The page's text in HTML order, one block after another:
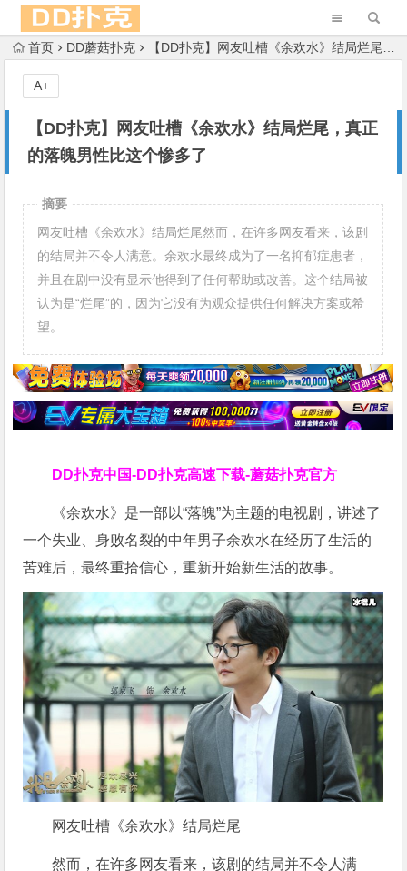
首页 DD蘑菇扑克 【DD扑克】网友吐槽《余欢水》结局烂尾，真正的落魄男性比这个惨多了
【DD扑克】网友吐槽《余欢水》结局烂尾，真正
的落魄男性比这个惨多了
A+
摘要
网友吐槽《余欢水》结局烂尾然而，在许多网友看来，该剧
的结局并不令人满意。余欢水最终成为了一名抑郁症患者，
并且在剧中没有显示他得到了任何帮助或改善。这个结局被
认为是“烂尾”的，因为它没有为观众提供任何解决方案或希
望。
DD扑克中国-DD扑克高速下载-蘑菇扑克官方
《余欢水》是一部以“落魄”为主题的电视剧，讲述了
一个失业、身败名裂的中年男子余欢水在经历了生活的
苦难后，最终重拾信心，重新开始新生活的故事。
网友吐槽《余欢水》结局烂尾
然而，在许多网友看来，该剧的结局并不令人满